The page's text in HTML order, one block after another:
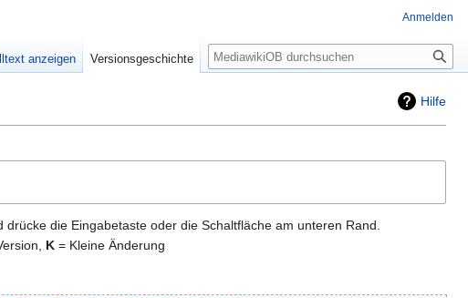
Hilfe
die Eingabetaste oder die Schaltfläche am unteren Rand.
K = Kleine Änderung
Anmelden
anzeigen Versionsgeschichte Suche